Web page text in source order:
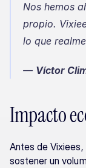
Nos hemos
propio.
lo que
— Víctor
Impacto
Antes de
sostener un